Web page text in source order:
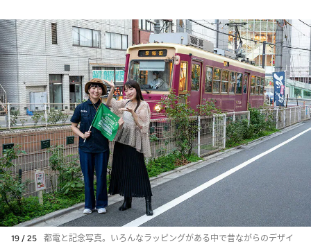
19 / 25
都電と記念写真。いろんなラッピングがある中で昔ながらのデザイ